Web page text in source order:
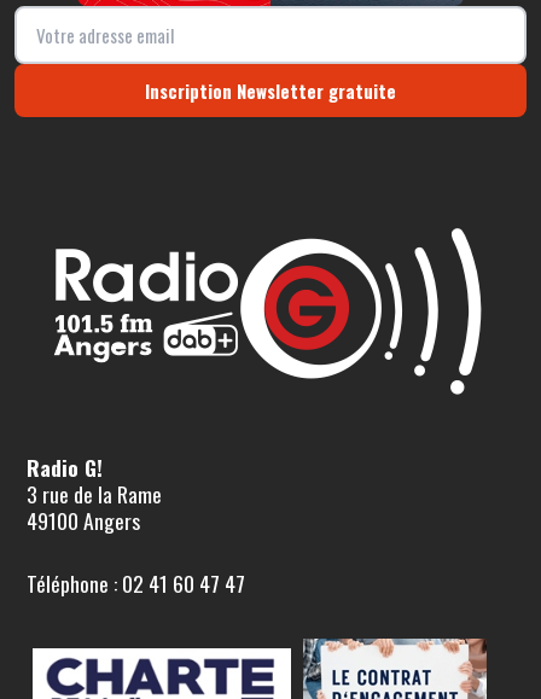
Inscription Newsletter gratuite
Radio G!
3 rue de la Rame
49100 Angers
Téléphone : 02 41 60 47 47